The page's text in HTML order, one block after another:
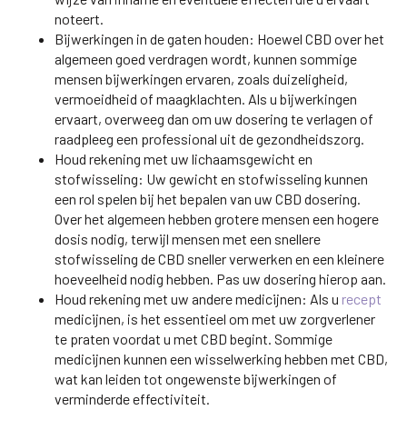
noteert.
Bijwerkingen in de gaten houden: Hoewel CBD over het
algemeen goed verdragen wordt, kunnen sommige
mensen bijwerkingen ervaren, zoals duizeligheid,
vermoeidheid of maagklachten. Als u bijwerkingen
ervaart, overweeg dan om uw dosering te verlagen of
raadpleeg een professional uit de gezondheidszorg.
Houd rekening met uw lichaamsgewicht en
stofwisseling: Uw gewicht en stofwisseling kunnen
een rol spelen bij het bepalen van uw CBD dosering.
Over het algemeen hebben grotere mensen een hogere
dosis nodig, terwijl mensen met een snellere
stofwisseling de CBD sneller verwerken en een kleinere
hoeveelheid nodig hebben. Pas uw dosering hierop aan.
Houd rekening met uw andere medicijnen: Als u recept
medicijnen, is het essentieel om met uw zorgverlener
te praten voordat u met CBD begint. Sommige
medicijnen kunnen een wisselwerking hebben met CBD,
wat kan leiden tot ongewenste bijwerkingen of
verminderde effectiviteit.